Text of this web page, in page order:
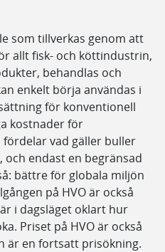
som tillverkas genom att
allt fisk- och köttindustrin,
behandlas och
enkelt börja användas i
för konventionell
kostnader för
fördelar vad gäller buller
och endast en begränsad
bättre för globala miljön
på HVO är också
i dagsläget oklart hur
Priset på HVO är också
är en fortsatt prisökning.